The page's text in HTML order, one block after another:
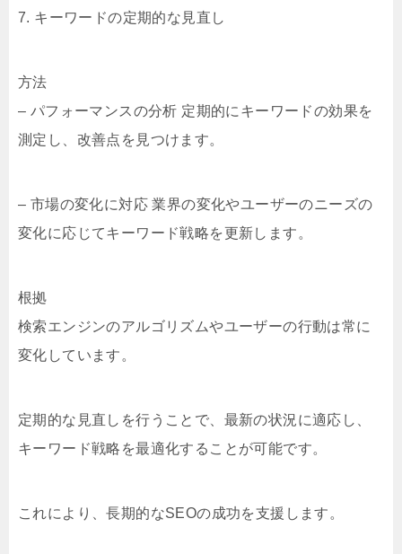
7. キーワードの定期的な見直し
方法
– パフォーマンスの分析 定期的にキーワードの効果を
測定し、改善点を見つけます。
– 市場の変化に対応 業界の変化やユーザーのニーズの
変化に応じてキーワード戦略を更新します。
根拠
検索エンジンのアルゴリズムやユーザーの行動は常に
変化しています。
定期的な見直しを行うことで、最新の状況に適応し、
キーワード戦略を最適化することが可能です。
これにより、長期的なSEOの成功を支援します。